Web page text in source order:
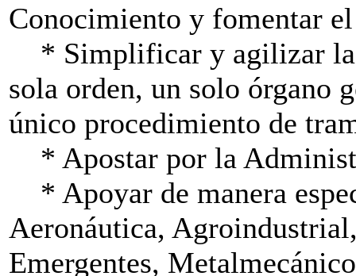
Conocimiento y fomentar
* Simplificar y agilizar la
sola orden, un solo órgano
único procedimiento de
* Apostar por la
* Apoyar de manera
Aeronáutica,
Emergentes,